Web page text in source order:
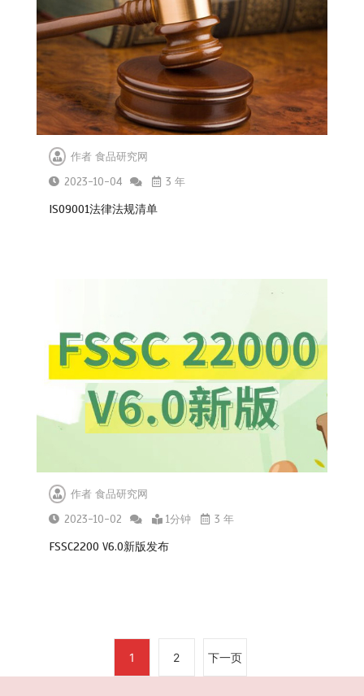
作者食品研究网
2023-10-04
3 年
ISO9001法律法规清单
作者食品研究网
2023-10-02
1分钟 3 年
FSSC2200 V6.0新版发布
1 2 下一页
7家电商平台 “幽灵外卖”系列案作出行
政处罚
2026-04-20
关于天水市麦积区培心幼儿园幼儿血
铅异常问题调查处置情况的通报
2025-07-14
听劝
7家电商平台 “幽灵外卖”系列案作出行